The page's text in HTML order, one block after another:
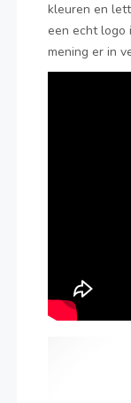
kleuren en
een echt logo
mening er in